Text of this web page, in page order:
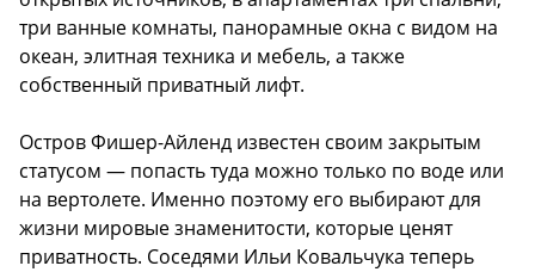
три ванные комнаты, панорамные окна с видом на
океан, элитная техника и мебель, а также
собственный приватный лифт.
Остров Фишер-Айленд известен своим закрытым
статусом — попасть туда можно только по воде или
на вертолете. Именно поэтому его выбирают для
жизни мировые знаменитости, которые ценят
приватность. Соседями Ильи Ковальчука теперь